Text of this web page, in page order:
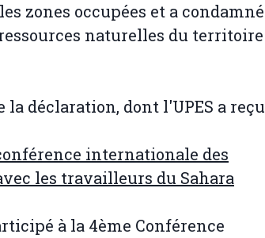
zones occupées et a condamné
naturelles du territoire
déclaration, dont l'UPES a reçu
internationale des
les travailleurs du Sahara
à la 4ème Conférence